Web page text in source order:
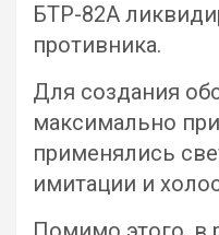
БТР-82А
противника.
Для создания
максимально
применялись
имитации и